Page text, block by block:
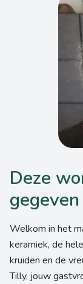
Deze workshop wordt
Welkom in het
keramiek, de
kruiden en de
Tilly, jouw